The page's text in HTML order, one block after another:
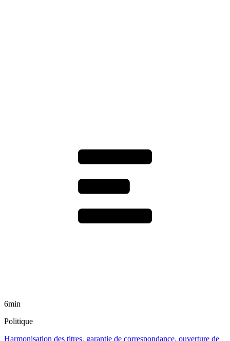
6min
Politique
Harmonisation des titres, garantie de correspondance, ouverture de